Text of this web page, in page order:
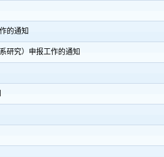
的通知
研究）申报工作的通知